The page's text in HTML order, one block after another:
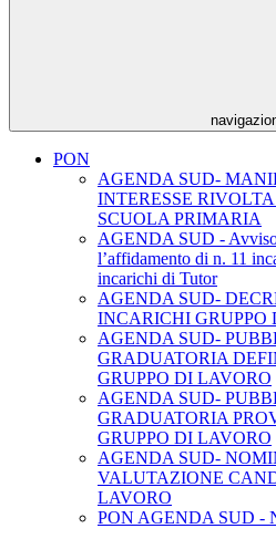
PON
AGENDA SUD-
INTERESSE
SCUOLA PRIMARIA
AGENDA SUD -
l’affidamento di n. 11
incarichi di Tutor
AGENDA SUD-
INCARICHI GRUPPO
AGENDA SUD-
GRADUATORIA
GRUPPO DI LAVORO
AGENDA SUD-
GRADUATORIA
GRUPPO DI LAVORO
AGENDA SUD-
VALUTAZIONE
LAVORO
PON AGENDA SUD -